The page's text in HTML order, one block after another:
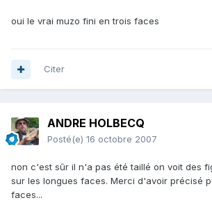
oui le vrai muzo fini en trois faces
Citer
ANDRE HOLBECQ
Posté(e) 16 octobre 2007
non c'est sûr il n'a pas été taillé on voit des
sur les longues faces. Merci d'avoir précisé
faces...